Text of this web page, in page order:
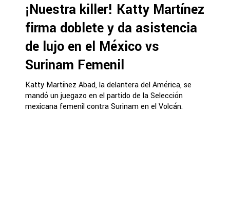
¡Nuestra killer! Katty Martínez
firma doblete y da asistencia
de lujo en el México vs
Surinam Femenil
Katty Martínez Abad, la delantera del América, se
mandó un juegazo en el partido de la Selección
mexicana femenil contra Surinam en el Volcán.